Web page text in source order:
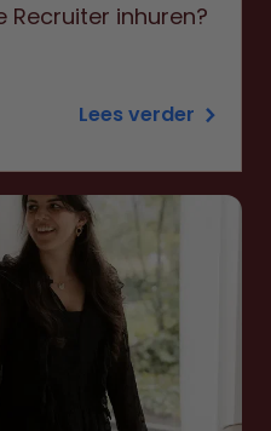
Recruiter inhuren?
Lees verder